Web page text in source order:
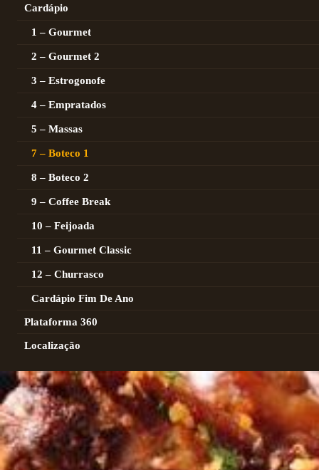
Cardápio
1 – Gourmet
2 – Gourmet 2
3 – Estrogonofe
4 – Empratados
5 – Massas
7 – Boteco 1
8 – Boteco 2
9 – Coffee Break
10 – Feijoada
11 – Gourmet Classic
12 – Churrasco
Cardápio Fim De Ano
Plataforma 360
Localização